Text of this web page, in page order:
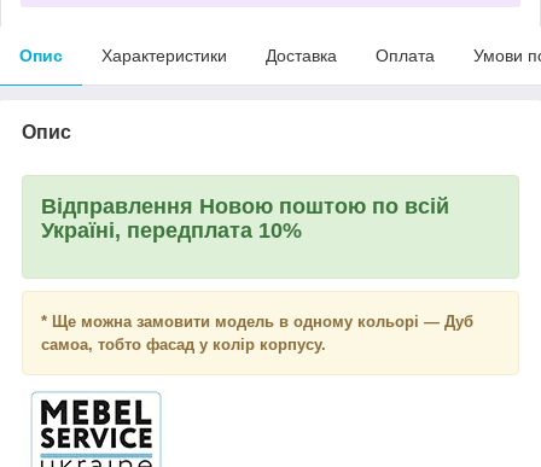
Опис Характеристики Доставка Оплата Умови
Опис
Відправлення Новою поштою по всій
Україні, передплата 10%
* Ще можна замовити модель в одному кольорі — Дуб
самоа, тобто фасад у колір корпусу.